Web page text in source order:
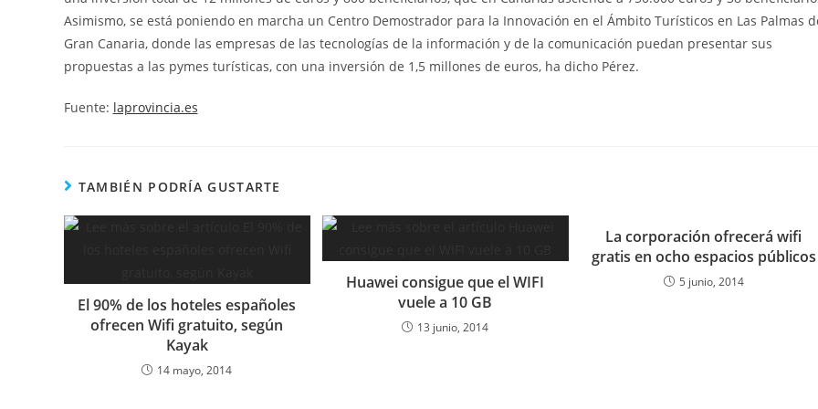
Asimismo, se está poniendo en marcha un Centro Demostrador para la Innovación en el Ámbito Turísticos en Las Palmas
Gran Canaria, donde las empresas de las tecnologías de la información y de la comunicación puedan presentar sus
propuestas a las pymes turísticas, con una inversión de 1,5 millones de euros, ha dicho Pérez.
Fuente: laprovincia.es
TAMBIÉN PODRÍA GUSTARTE
El 90% de los hoteles españoles
ofrecen Wifi gratuito, según
Kayak
14 mayo, 2014
Huawei consigue que el WIFI
vuele a 10 GB
13 junio, 2014
La corporación ofrecerá wifi
gratis en ocho espacios públicos
5 junio, 2014